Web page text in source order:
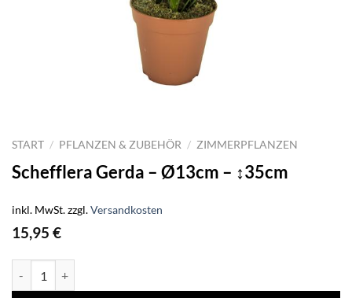
START / PFLANZEN & ZUBEHÖR / ZIMMERPFLANZEN
Schefflera Gerda – Ø13cm – ↕35cm
inkl. MwSt.zzgl.Versandkosten
15,95 €